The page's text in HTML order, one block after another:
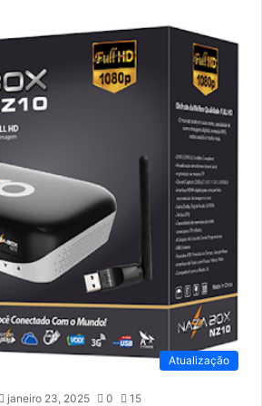
Atualização
janeiro 23, 2025 0 15